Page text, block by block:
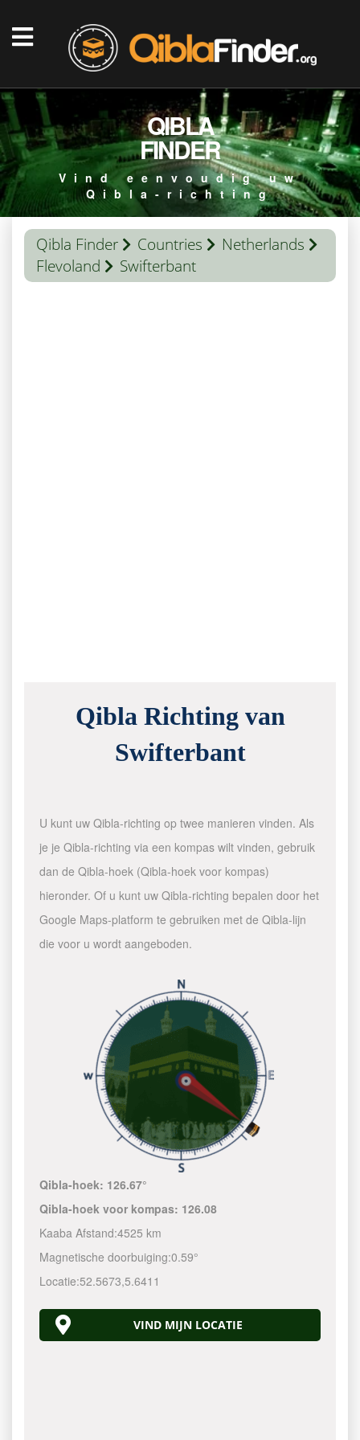
QIBLA
FINDER
Vind eenvoudig uw
Qibla-richting
Qibla Finder Countries
Netherlands
Flevoland
Swifterbant
Qibla Richting van
Swifterbant
U kunt uw Qibla-richting op twee manieren vinden. Als
je je Qibla-richting via een kompas wilt vinden, gebruik
dan de Qibla-hoek (Qibla-hoek voor kompas)
hieronder. Of u kunt uw Qibla-richting bepalen door het
Google Maps-platform te gebruiken met de Qibla-lijn
die voor u wordt aangeboden.
Qibla-hoek: 126.67°
Qibla-hoek voor kompas: 126.08
Kaaba Afstand:4525 km
Magnetische doorbuiging:0.59°
Locatie:52.5673,5.6411
VIND MIJN LOCATIE